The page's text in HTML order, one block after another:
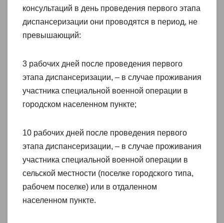
консультаций в день проведения первого этапа
диспансеризации они проводятся в период, не
превышающий:
3 рабочих дней после проведения первого
этапа диспансеризации, – в случае проживания
участника специальной военной операции в
городском населенном пункте;
10 рабочих дней после проведения первого
этапа диспансеризации, – в случае проживания
участника специальной военной операции в
сельской местности (поселке городского типа,
рабочем поселке) или в отдаленном
населенном пункте.